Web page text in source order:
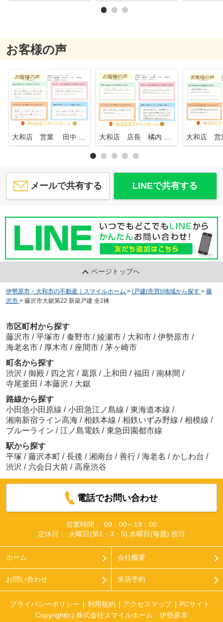
お客様の声
メールで共有する LINEで共有する
ページトップへ
伊勢原市・大和市の不動産｜スマイルホーム > (戸建(売買))地域から探す > 藤
沢市 > 藤沢市大鋸第22 新築戸建 全2棟
市区町村から探す
藤沢市 / 平塚市 / 秦野市 / 綾瀬市 / 大和市 / 伊勢原市 /
海老名市 / 厚木市 / 座間市 / 茅ヶ崎市
町名から探す
渋沢 / 御殿 / 四之宮 / 葛原 / 上和田 / 福田 / 南林間 /
寺尾釜田 / 本藤沢 / 大鋸
路線から探す
小田急小田原線 / 小田急江ノ島線 / 東海道本線 /
湘南新宿ライン高海 / 相鉄本線 / 相鉄いずみ野線 / 相模線 /
ブルーライン / 江ノ島電鉄 / 東急田園都市線
駅から探す
平塚 / 藤沢本町 / 長後 / 湘南台 / 善行 / 海老名 / かしわ台 /
渋沢 / 六会日大前 / 高座渋谷
電話でお問い合わせ
営業時間：
09：00～19：00
定休日：
火曜日(第1・3・5).水曜日(毎週).祝日
ホーム 会社概要
お問い合わせ 来店予約
プライバシーポリシー 利用規約 アクセスマップ
PCサイト
Copyright(c) 株式会社スマイルホーム 伊勢原本